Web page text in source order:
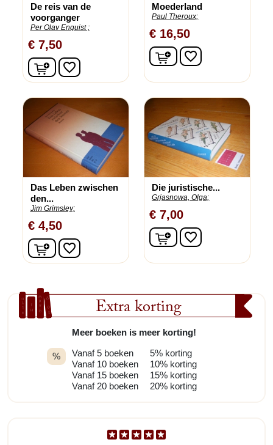
Extra korting
%
Meer boeken is meer korting!
Vanaf 5 boeken
Vanaf 10 boeken
Vanaf 15 boeken
Vanaf 20 boeken
5% korting
10% korting
15% korting
20% korting
De reis van de
voorganger
Per Olav Enquist ;
€ 7,50
In winkelwagen
favorite_border
Moederland
Paul Theroux;
€ 16,50
In winkelwagen
favorite_border
Das Leben zwischen
den...
Jim Grimsley;
€ 4,50
In winkelwagen
favorite_border
Die juristische...
Grjasnowa, Olga;
€ 7,00
In winkelwagen
favorite_border